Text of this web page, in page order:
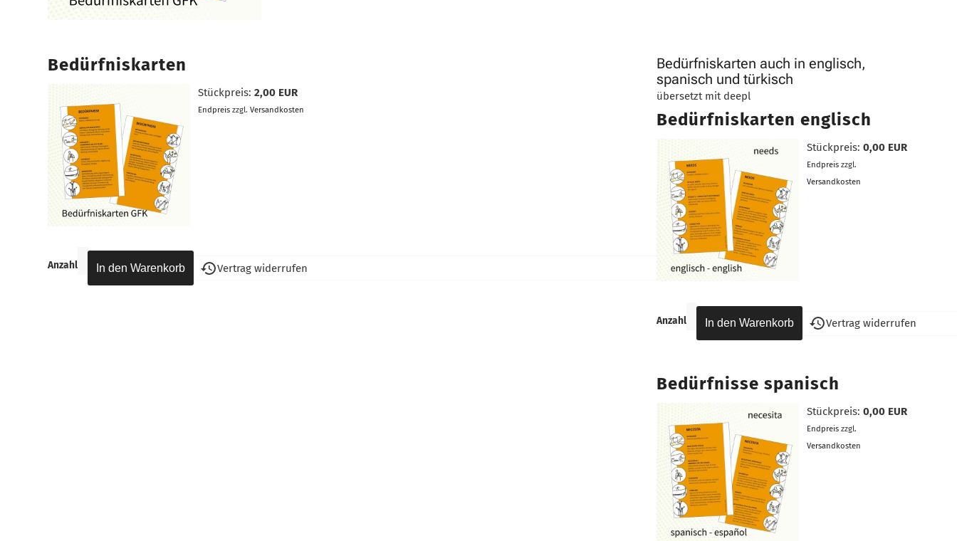
Bedürfniskarten
Stückpreis:2,00 EUR
Endpreis zzgl.Versandkosten
Anzahl Vertrag widerrufen
Bedürfniskarten auch in englisch,
spanisch und türkisch
übersetzt mit deepl
Bedürfniskarten englisch
Stückpreis:0,00 EUR
Endpreis zzgl.
Versandkosten
Anzahl Vertrag widerrufen
Bedürfnisse spanisch
Stückpreis:0,00 EUR
Endpreis zzgl.
Versandkosten